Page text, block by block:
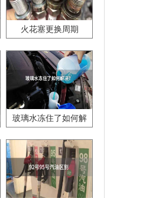
火花塞更换周期
玻璃水冻住了如何解